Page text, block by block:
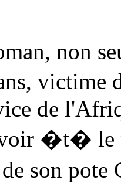
non
victime
de
�t� le
son pote